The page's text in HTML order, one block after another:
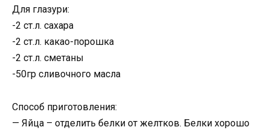
Для глазури:
-2 ст.л. сахара
-2 ст.л. какао-порошка
-2 ст.л. сметаны
-50гр сливочного масла
Способ приготовления:
— Яйца – отделить белки от желтков. Белки хорошо